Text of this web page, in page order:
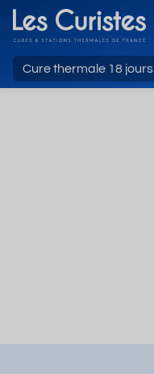
Cure thermale 18 jours